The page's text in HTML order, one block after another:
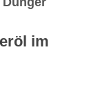
im